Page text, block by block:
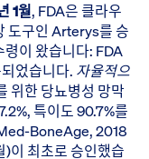
1월, FDA은 클라우
도구인 Arterys를 승
령이 왔습니다: FDA
었습니다. 자율적으
위한 당뇨병성 망막
특이도 90.7%를
BoneAge, 2018
이 최초로 승인했습